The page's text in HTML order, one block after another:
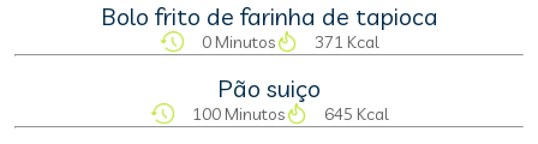
Bolo frito de farinha de tapioca
0 Minutos 371 Kcal
Pão suiço
100 Minutos 645 Kcal